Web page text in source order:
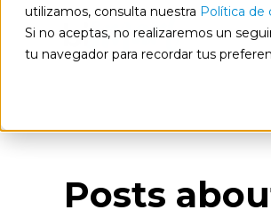
utilizamos, consulta nuestra Política de
Si no aceptas, no realizaremos un
tu navegador para recordar tus
Posts